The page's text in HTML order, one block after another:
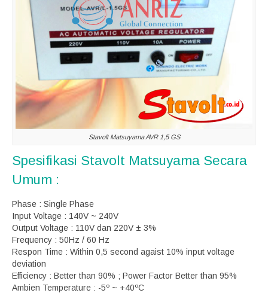
Stavolt Matsuyama AVR 1,5 GS
Spesifikasi Stavolt Matsuyama Secara
Umum :
Phase : Single Phase
Input Voltage : 140V ~ 240V
Output Voltage : 110V dan 220V ± 3%
Frequency : 50Hz / 60 Hz
Respon Time : Within 0,5 second agaist 10% input voltage
deviation
Efficiency : Better than 90% ; Power Factor Better than 95%
Ambien Temperature : -5º ~ +40ºC